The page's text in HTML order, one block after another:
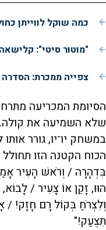
כמה שוקל לווייתן
"מוטור סיטי":
צפייה ממכרת:
הסיומת המכריעה
שלא השמיעה את
במשחק יו־יו, גורר
הכוח הקטנה הזו
בִּדְהָרָה / וְרֹאשׁ הָעִיר
הוּוּ, זָקֵן אוֹ צָעִיר /
וְלִצְרֹחַ בְּקוֹל רָם חָזָק! /
תִּצְעַק!"